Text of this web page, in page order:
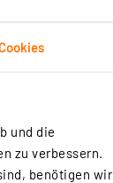
und die
zu verbessern.
benötigen wir